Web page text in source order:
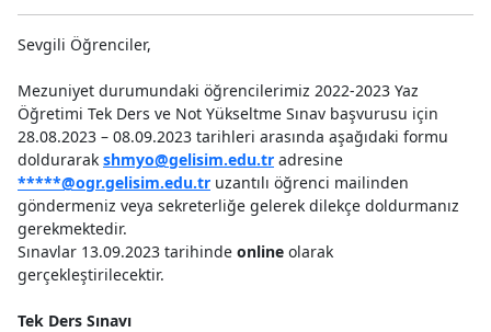
Sevgili Öğrenciler,
Mezuniyet durumundaki öğrencilerimiz 2022-2023 Yaz
Öğretimi Tek Ders ve Not Yükseltme Sınav başvurusu için
28.08.2023 – 08.09.2023 tarihleri arasında aşağıdaki formu
doldurarak shmyo@gelisim.edu.tr adresine
*****@ogr.gelisim.edu.tr uzantılı öğrenci mailinden
göndermeniz veya sekreterliğe gelerek dilekçe doldurmanız
gerekmektedir.
Sınavlar 13.09.2023 tarihinde online olarak
gerçekleştirilecektir.
Tek Ders Sınavı